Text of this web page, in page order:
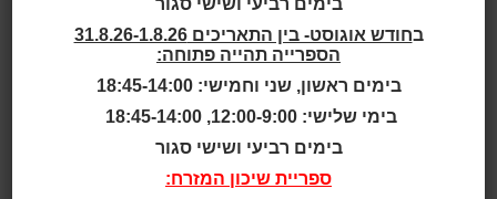
לצייר בדידות בקו אחד.הוצאת עיתון 77, 2016. בדפוס
"לצייר בדידות בקו אחד"
בימים רביעי ושישי סגור
ב
חודש אוגוסט- בין התאריכים 31.8.26-1.8.26
הספרייה תהייה פתוחה:
בימים ראשון, שני וחמישי: 18:45-14:00
בימי שלישי: 12:00-9:00, 18:45-14:00
בימים רביעי ושישי סגור
ספריית שיכון המזרח: